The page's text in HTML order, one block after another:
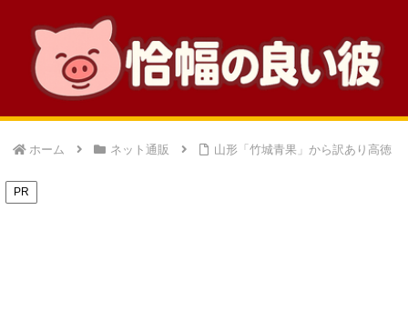
ホーム ネット通販 山形「竹城青果」から訳あり高徳
PR